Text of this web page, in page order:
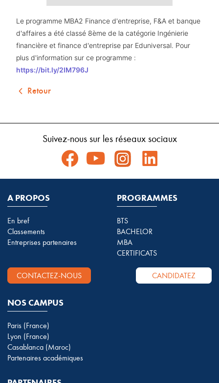
Le programme MBA2 Finance d'entreprise, F&A et banque
d'affaires a été classé 8ème de la catégorie Ingénierie
financière et finance d'entreprise par Eduniversal. Pour
https://bit.ly/2IM796J
Retour
Suivez-nous sur les réseaux sociaux
A PROPOS
En bref
Classements
Entreprises partenaires
PROGRAMMES
BTS
BACHELOR
MBA
CERTIFICATS
CONTACTEZ-NOUS CANDIDATEZ
NOS CAMPUS
Paris (France)
Lyon (France)
Casablanca (Maroc)
Partenaires académiques